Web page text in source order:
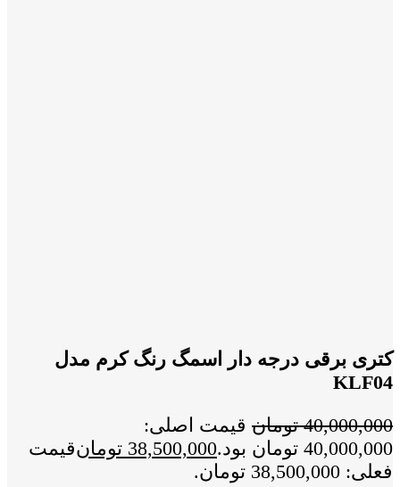
کتری برقی درجه دار اسمگ رنگ کرم مدل
KLF04
40,000,000 تومان قیمت اصلی:
40,000,000 تومان بود.
38,500,000 تومانقیمت
فعلی: 38,500,000 تومان.